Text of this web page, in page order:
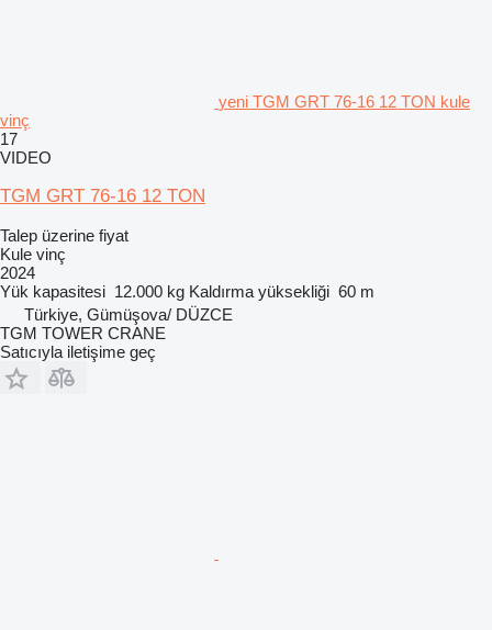
yeni TGM GRT 76-16 12 TON kule
vinç
17
VIDEO
TGM GRT 76-16 12 TON
Talep üzerine fiyat
Kule vinç
2024
Yük kapasitesi 12.000 kg Kaldırma yüksekliği 60 m
Türkiye, Gümüşova/ DÜZCE
TGM TOWER CRANE
Satıcıyla iletişime geç